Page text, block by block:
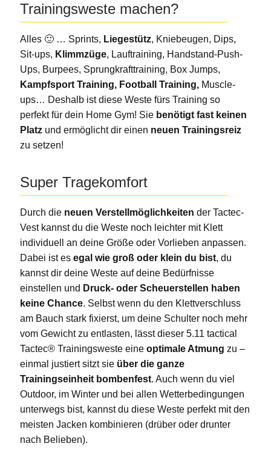
Trainingsweste machen?
Alles 🙂 … Sprints, Liegestütz, Kniebeugen, Dips,
Sit-ups, Klimmzüge, Lauftraining, Handstand-Push-
Ups, Burpees, Sprungkrafttraining, Box Jumps,
Kampfsport Training, Football Training,Muscle-
ups… Deshalb ist diese Weste fürs Training so
perfekt für dein Home Gym! Sie benötigt fast keinen
Platzund ermöglicht dir einen neuen Trainingsreiz
zu setzen!
Super Tragekomfort
Durch die neuen Verstellmöglichkeiten der Tactec-
Vest kannst du die Weste noch leichter mit Klett
individuell an deine Größe oder Vorlieben anpassen.
Dabei ist es egal wie groß oder klein du bist, du
kannst dir deine Weste auf deine Bedürfnisse
einstellen und Druck- oder Scheuerstellen haben
keine Chance. Selbst wenn du den Klettverschluss
am Bauch stark fixierst, um deine Schulter noch mehr
vom Gewicht zu entlasten, lässt dieser 5.11 tactical
Tactec® Trainingsweste eine optimale Atmung zu –
einmal justiert sitzt sie über die ganze
Trainingseinheit bombenfest. Auch wenn du viel
Outdoor, im Winter und bei allen Wetterbedingungen
unterwegs bist, kannst du diese Weste perfekt mit den
meisten Jacken kombinieren (drüber oder drunter
nach Belieben).